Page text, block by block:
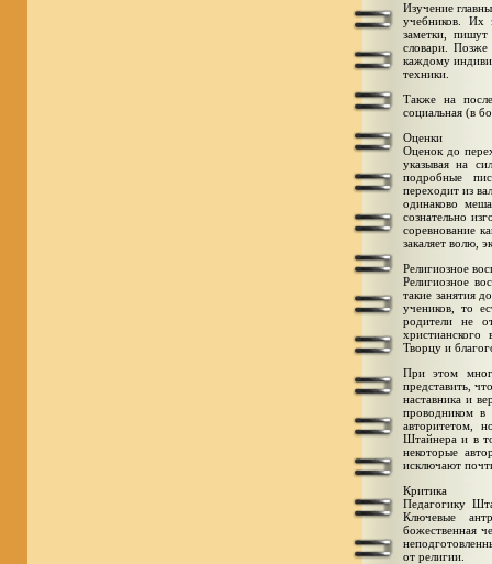
Изучение
учебников. Их
заметки,
словари. Позже
каждому
техники.
Также на
социальная (в
Оценки
Оценок до
указывая на
подробные
переходит из
одинаково
сознательно
соревнование
закаляет волю,
Религиозное
Религиозное
такие занятия
учеников, то
родители не
Творцу и
При этом
представить,
наставника и
проводником в
авторитетом,
Штайнера и в
некоторые
исключают
Критика
Педагогику
Ключевые
божественная
от религии.